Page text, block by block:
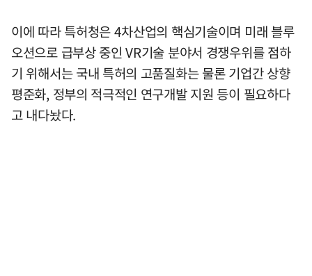
이에 따라 특허청은 4차산업의 핵심기술이며 미래 블루
오션으로 급부상 중인 VR기술 분야서 경쟁우위를 점하
기 위해서는 국내 특허의 고품질화는 물론 기업간 상향
평준화, 정부의 적극적인 연구개발 지원 등이 필요하다
고 내다놨다.